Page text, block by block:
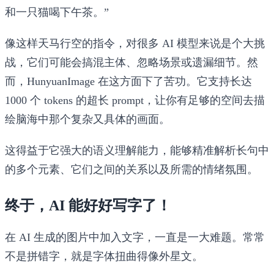
和一只猫喝下午茶。”
像这样天马行空的指令，对很多 AI 模型来说是个大挑
战，它们可能会搞混主体、忽略场景或遗漏细节。然
而，HunyuanImage 在这方面下了苦功。它支持长达
1000 个 tokens 的超长 prompt ，让你有足够的空间去描
绘脑海中那个复杂又具体的画面。
这得益于它强大的语义理解能力，能够精准解析长句中
的多个元素、它们之间的关系以及所需的情绪氛围。
终于，AI 能好好写字了！
在 AI 生成的图片中加入文字，一直是一大难题。常常
不是拼错字，就是字体扭曲得像外星文。